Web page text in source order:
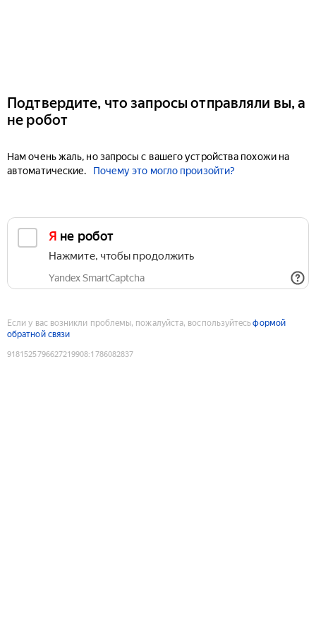
Подтвердите, что запросы отправляли вы, а
не робот
Нам очень жаль, но запросы с вашего устройства похожи на
автоматические.
Почему это могло произойти?
Я не робот
Нажмите, чтобы продолжить
Yandex SmartCaptcha
Если у вас возникли проблемы, пожалуйста, воспользуйтесьформой
обратной связи
9181525796627219908:1786082837